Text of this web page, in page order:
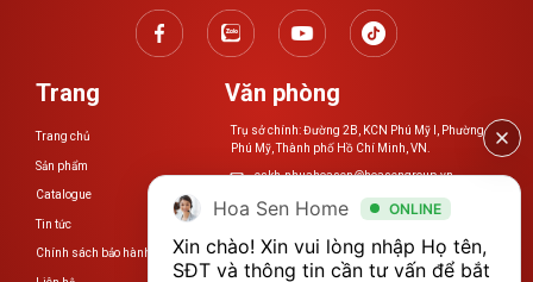
Trang
Trang chủ
Sản phẩm
Catalogue
Tin tức
Chính sách bảo hành
Văn phòng
Trụ sở chính: Đường 2B, KCN Phú Mỹ I, Phường
Phú Mỹ, Thành phố Hồ Chí Minh, VN.
cskh.nhuahoasen@hoasengroup.vn
0254 3923 888
www.nhuahoasen.vn
Hoa Sen Home ONLINE
Xin chào! Xin vui lòng nhập Họ tên,
SĐT và thông tin cần tư vấn để bắt